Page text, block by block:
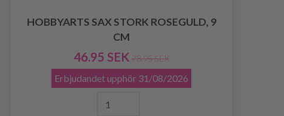
HOBBYARTS SAX STORK ROSEGULD, 9
CM
46.95 SEK 78.95 SEK
Erbjudandet upphör 31/08/2026